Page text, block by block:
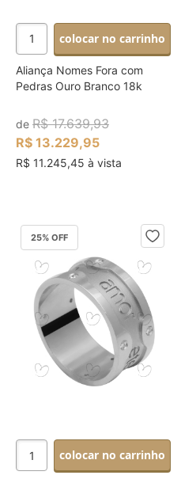
colocar no carrinho
Aliança Nomes Fora com
Pedras Ouro Branco 18k
de R$ 17.639,93
R$ 13.229,95
R$ 11.245,45 à vista
25% OFF
colocar no carrinho